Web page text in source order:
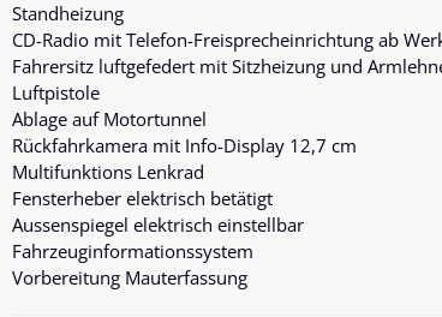
Standheizung
CD-Radio mit Telefon-Freisprecheinrichtung ab
Fahrersitz luftgefedert mit Sitzheizung und
Luftpistole
Ablage auf Motortunnel
Rückfahrkamera mit Info-Display 12,7 cm
Multifunktions Lenkrad
Fensterheber elektrisch betätigt
Aussenspiegel elektrisch einstellbar
Fahrzeuginformationssystem
Vorbereitung Mauterfassung